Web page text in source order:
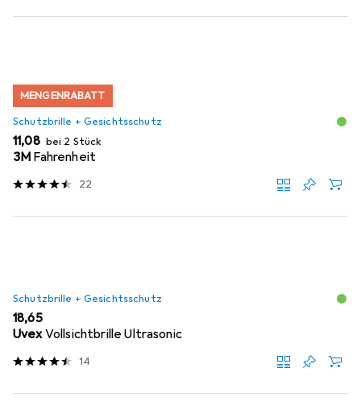
MENGENRABATT
Schutzbrille + Gesichtsschutz
EUR
11,08 bei 2 Stück
3M Fahrenheit
22
Schutzbrille + Gesichtsschutz
EUR
18,65
UvexVollsichtbrille Ultrasonic
14